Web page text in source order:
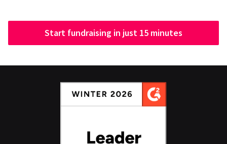
Start fundraising in just 15 minutes